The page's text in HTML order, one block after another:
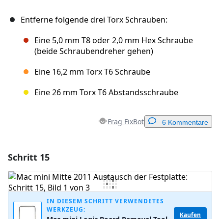
Entferne folgende drei Torx Schrauben:
Eine 5,0 mm T8 oder 2,0 mm Hex Schraube
(beide Schraubendreher gehen)
Eine 16,2 mm Torx T6 Schraube
Eine 26 mm Torx T6 Abstandsschraube
Frag FixBot 6 Kommentare
Kommentar hinzufügen
Schritt 15
IN DIESEM SCHRITT VERWENDETES
WERKZEUG:
Kaufen